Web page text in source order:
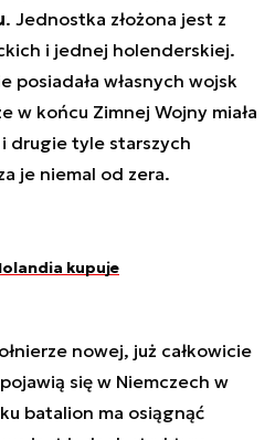
. Jednostka złożona jest z
i jednej holenderskiej.
posiadała własnych wojsk
w końcu Zimnej Wojny miała
drugie tyle starszych
je niemal od zera.
kupuje
nowej, już całkowicie
się w Niemczech w
batalion ma osiągnąć